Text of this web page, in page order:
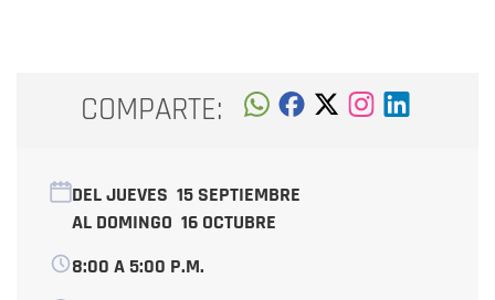
COMPARTE:
DEL JUEVES 15 SEPTIEMBRE
AL DOMINGO 16 OCTUBRE
8:00 A 5:00 P.M.